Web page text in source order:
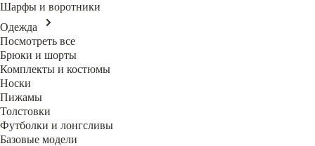
Шарфы и воротники
Одежда
Посмотреть все
Брюки и шорты
Комплекты и костюмы
Носки
Пижамы
Толстовки
Футболки и лонгсливы
Базовые модели